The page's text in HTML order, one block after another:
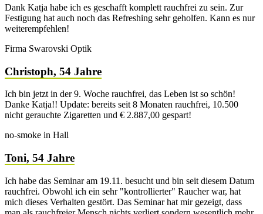
Dank Katja habe ich es geschafft komplett rauchfrei zu sein. Zur
Festigung hat auch noch das Refreshing sehr geholfen. Kann es nur
weiterempfehlen!
Firma Swarovski Optik
Christoph, 54 Jahre
Ich bin jetzt in der 9. Woche rauchfrei, das Leben ist so schön!
Danke Katja!! Update: bereits seit 8 Monaten rauchfrei, 10.500
nicht gerauchte Zigaretten und € 2.887,00 gespart!
no-smoke in Hall
Toni, 54 Jahre
Ich habe das Seminar am 19.11. besucht und bin seit diesem Datum
rauchfrei. Obwohl ich ein sehr "kontrollierter" Raucher war, hat
mich dieses Verhalten gestört. Das Seminar hat mir gezeigt, dass